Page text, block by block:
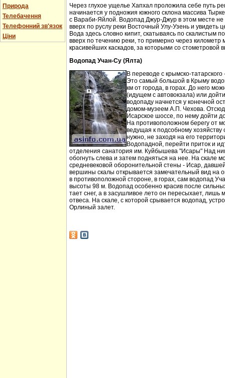
Природа
Телебачення
Телефонний зв'язок
Ціни
Через глухое ущелье Хапхал проложила себе путь
начинается у подножия южного склона массива
с Вараби-Яйлой. Водопад Джур-Джур в этом месте
вверх по руслу реки Восточный Улу-Узень и увидеть
Вода здесь словно кипит, скатываясь по скалистым
вверх по течению реки, то примерно через километр
красивейших каскадов, за которыми со стометровой
Водопад Учан-Су (Ялта)
В переводе с крымско-
Это самый большой в Крыму
км от города, в горах. До него
(идущем с автовокзала) или
водопаду начнется у конечной
домом-музеем А.П. Чехова.
Исарское шоссе, по нему дойти
На противоположном берегу от
ведущая к подсобному
нужно, не заходя на его
Водопадной, перейти приток и
отделения санатория им. Куйбышева "Исары" Над
обогнуть слева и затем подняться на нее. На скале
средневековой оборонительной стены - Исар,
вершины скалы открывается замечательный вид на
в противоположной стороне, в горах, сам водопад
высоты 98 м. Водопад особенно красив после
тает снег, а в засушливое лето он пересыхает, лишь
отвеса. На скале, с которой срывается водопад,
Орлиный залет.